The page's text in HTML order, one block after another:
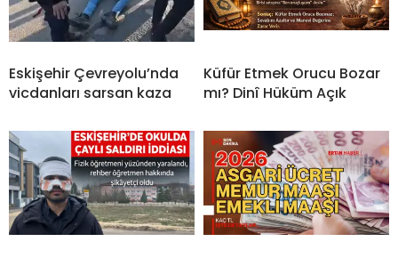
Eskişehir Çevreyolu’nda
vicdanları sarsan kaza
Küfür Etmek Orucu Bozar
mı? Dinî Hüküm Açık